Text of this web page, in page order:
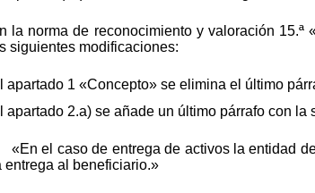
la norma de reconocimiento y valoración
siguientes modificaciones:
apartado 1 «Concepto» se elimina el último
apartado 2.a) se añade un último párrafo con la
«En el caso de entrega de activos la entidad
entrega al beneficiario.»